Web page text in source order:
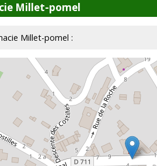
Millet-pomel
Millet-pomel :